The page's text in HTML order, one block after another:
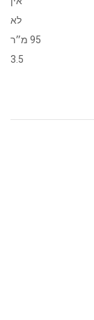
לא
95 מ״ר
3.5